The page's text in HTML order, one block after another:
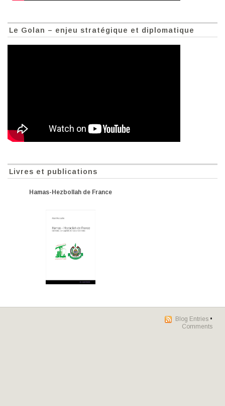
Le Golan – enjeu stratégique et diplomatique
Livres et publications
Hamas-Hezbollah de France
Blog Entries •
Comments